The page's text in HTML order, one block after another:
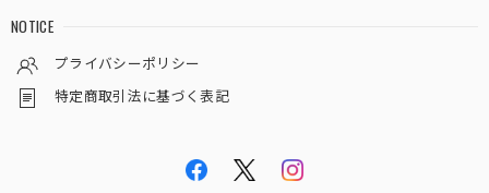
NOTICE
プライバシーポリシー
特定商取引法に基づく表記